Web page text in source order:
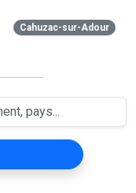
Cahuzac-sur-Adour